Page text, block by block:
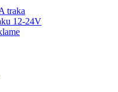
traka
12-24V